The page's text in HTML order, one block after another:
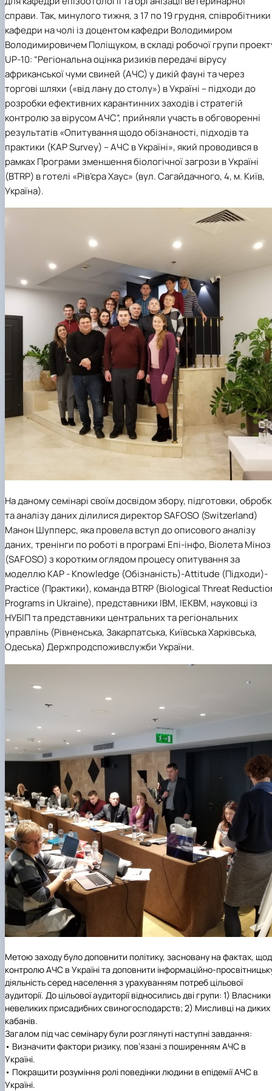
Звіти гуртка та публікації
Фотогалерея
Звіти гуртка та публікації
Фотогалерея
Звіти гуртка та публікації
справи. Так, минулого тижня, з 17 по 19 грудня, співробітники
кафедри на чолі із доцентом кафедри Володимиром
Володимировичем Поліщуком, в складі робочої групи
UP-10: “Регіональна оцінка ризиків передачі вірусу
африканської чуми свиней (АЧС) у дикій фауні та через
торгові шляхи («від лану до столу») в Україні – підходи до
розробки ефективних карантинних заходів і стратегій
контролю за вірусом АЧС”, прийняли участь в обговоренні
результатів «Опитування щодо обізнаності, підходів та
практики (KAP Survey) – АЧС в Україні», який проводився в
рамках Програми зменшення біологічної загрози в Україні
(BTRP) в готелі «Рів’єра Хаус» (вул. Сагайдачного, 4, м. Київ,
Україна).
На даному семінарі своїм досвідом збору, підготовки,
та аналізу даних ділилися директор SAFOSO (Switzerland)
Манон Шупперс, яка провела вступ до описового аналізу
даних, тренінги по роботі в програмі Епі-інфо, Віолета Міноз
(SAFOSO) з коротким оглядом процесу опитування за
моделлю KAP - Knowledge (Обізнаність)-Attitude (Підходи)-
Practice (Практики), команда BTRP (Biological Threat
Programs in Ukraine), представники ІВМ, ІЕКВМ, науковці із
НУБІП та представники центральних та регіональних
управлінь (Рівненська, Закарпатська, Київська Харківська,
Одеська) Держпродспоживслужби України.
Метою заходу було доповнити політику, засновану на фактах,
контролю АЧС в Україні та доповнити інформаційно-
діяльність серед населення з урахуванням потреб цільової
аудиторії. До цільової аудиторії відносились дві групи: 1) Власники
невеликих присадибних свиногосподарств; 2) Мисливці на диких
кабанів.
Загалом під час семінару були розглянуті наступні завдання:
• Визначити фактори ризику, пов’язані з поширенням АЧС в
Україні.
• Покращити розуміння ролі поведінки людини в епідемії АЧС в
Україні.